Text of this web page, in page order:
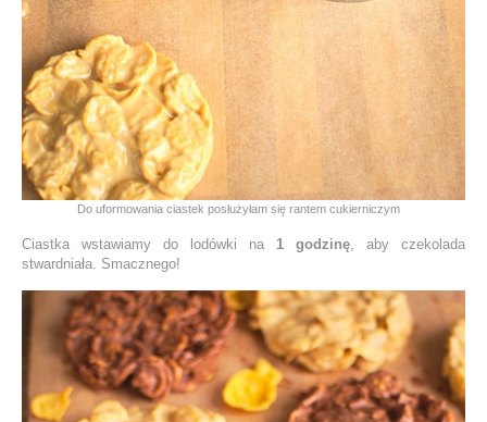
Do uformowania ciastek posłużyłam się rantem cukierniczym
Ciastka wstawiamy do lodówki na 1 godzinę , aby czekolada
stwardniała. Smacznego!